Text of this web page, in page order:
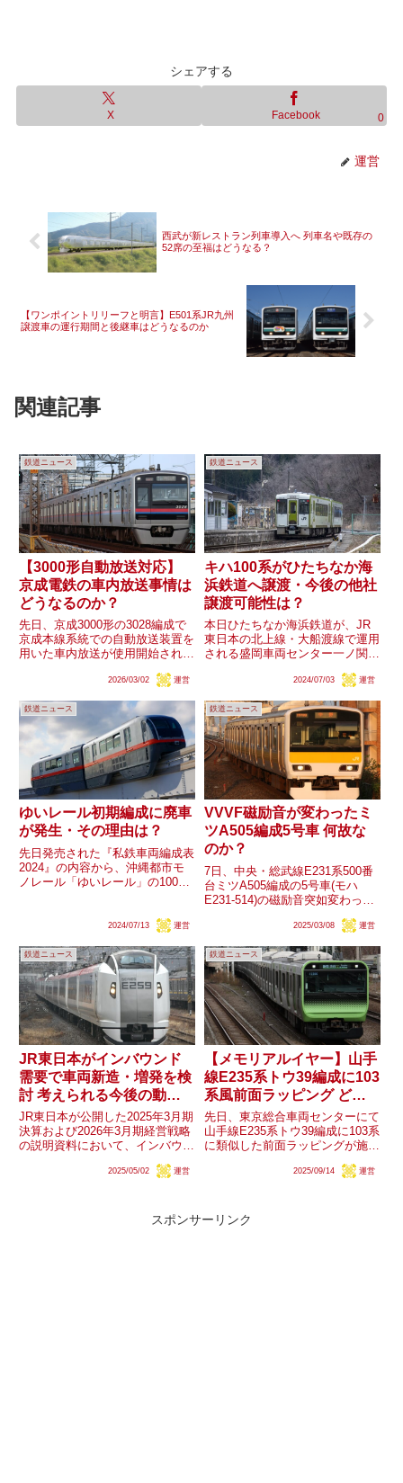
シェアする
X Facebook 0
運営
西武が新レストラン列車導入へ 列車名や既存の
52席の至福はどうなる？
【ワンポイントリリーフと明言】E501系JR九州
譲渡車の運行期間と後継車はどうなるのか
関連記事
鉄道ニュース
【3000形自動放送対応】
京成電鉄の車内放送事情は
どうなるのか？
先日、京成3000形の3028編成で
京成本線系統での自動放送装置を
用いた車内放送が使用開始されま
京成・都営車のアクセス特急、
以降、主にタブレット端末を使用
した（半）自動放送が...
2026/03/02 運営
鉄道ニュース
キハ100系がひたちなか海
浜鉄道へ譲渡・今後の他社
譲渡可能性は？
本日ひたちなか海浜鉄道が、JR
東日本の北上線・大船渡線で運用
される盛岡車両センター一ノ関派
（39,40,41）を譲受することが公
110系に他社譲渡が発生するのは
初めてのことです。キハ...
2024/07/03 運営
鉄道ニュース
ゆいレール初期編成に廃車
が発生・その理由は？
先日発売された『私鉄車両編成表
2024』の内容から、沖縄都市モ
ノレール「ゆいレール」の1000
廃車となったことが明らかになり
（1201+1101）、第3編成...
2024/07/13 運営
鉄道ニュース
VVVF磁励音が変わったミ
ツA505編成5号車 何故な
のか？
7日、中央・総武線E231系500番
台ミツA505編成の5号車(モハ
E231-514)の磁励音突如変わった
変更によるものにも感じますが、
514に関しては磁励音の変更はあ
りません。...
2025/03/08 運営
鉄道ニュース
JR東日本がインバウンド
需要で車両新造・増発を検
討 考えられる今後の動き
は？
JR東日本が公開した2025年3月期
決算および2026年3月期経営戦略
の説明資料において、インバウン
新造等での輸送力増強も検討して
2025/05/02 運営
鉄道ニュース
【メモリアルイヤー】山手
線E235系トウ39編成に103
系風前面ラッピング どの
ような企画なのか？
先日、東京総合車両センターにて
山手線E235系トウ39編成に103系
に類似した前面ラッピングが施さ
す。なお、今年は山手線の前身が
デビュー10周年...
2025/09/14 運営
スポンサーリンク